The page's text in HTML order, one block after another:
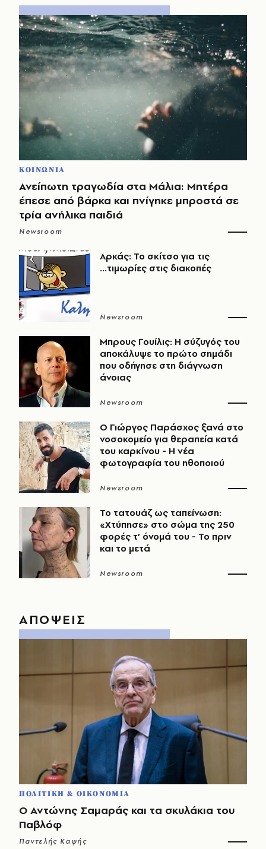
ΚΟΙΝΩΝΙΑ
Ανείπωτη τραγωδία στα Μάλια: Μητέρα
έπεσε από βάρκα και πνίγηκε μπροστά σε
τρία ανήλικα παιδιά
Newsroom
Αρκάς: Το σκίτσο για τις
...τιμωρίες στις διακοπές
Newsroom
Μπρους Γουίλις: Η σύζυγός του
αποκάλυψε το πρώτο σημάδι
που οδήγησε στη διάγνωση
άνοιας
Newsroom
O Γιώργος Παράσχος ξανά στο
νοσοκομείο για θεραπεία κατά
του καρκίνου - Η νέα
φωτογραφία του ηθοποιού
Newsroom
Το τατουάζ ως ταπείνωση:
«Χτύπησε» στο σώμα της 250
φορές τ’ όνομά του - Το πριν
και το μετά
Newsroom
ΑΠΟΨΕΙΣ
ΠΟΛΙΤΙΚΗ & ΟΙΚΟΝΟΜΙΑ
Ο Αντώνης Σαμαράς και τα σκυλάκια του
Παβλόφ
Παντελής Καψής